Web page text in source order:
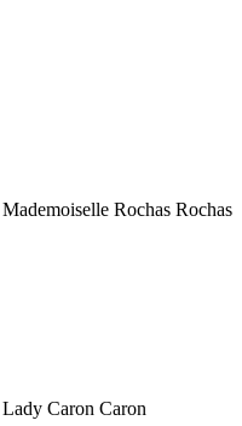
Mademoiselle Rochas Rochas
Lady Caron Caron